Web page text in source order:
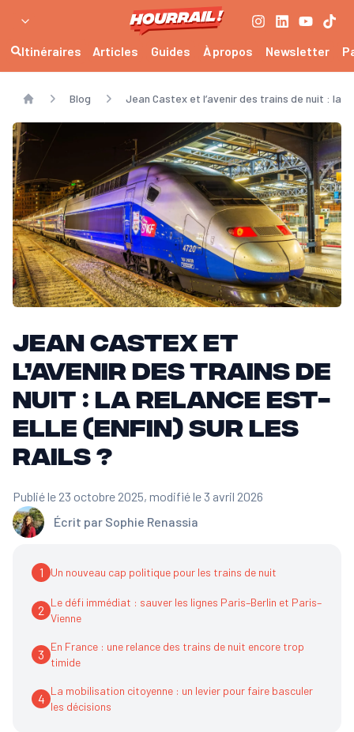
Itinéraires Articles Guides À propos Newsletter
Home
Blog Jean Castex et l’avenir des trains de nuit : la
Jean Castex et
l’avenir des trains de
nuit : la relance est-
elle (enfin) sur les
rails ?
Écrit par Sophie Renassia
Publié le 23 octobre 2025, modifié le 3 avril 2026
1 Un nouveau cap politique pour les trains de nuit
2
Le défi immédiat : sauver les lignes Paris–Berlin et Paris–
Vienne
3
En France : une relance des trains de nuit encore trop
timide
4
La mobilisation citoyenne : un levier pour faire basculer
les décisions